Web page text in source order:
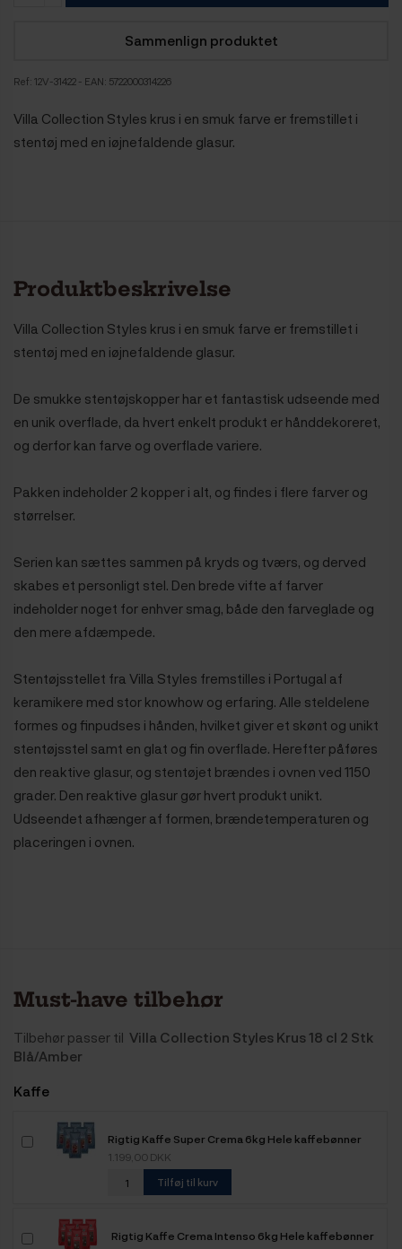
Sammenlign produktet
Ref: 12V-31422 - EAN: 5722000314226
Villa Collection Styles krus i en smuk farve er fremstillet i
stentøj med en iøjnefaldende glasur.
Produktbeskrivelse
Villa Collection Styles krus i en smuk farve er fremstillet i
stentøj med en iøjnefaldende glasur.
De smukke stentøjskopper har et fantastisk udseende med
en unik overflade, da hvert enkelt produkt er hånddekoreret,
og derfor kan farve og overflade variere.
Pakken indeholder 2 kopper i alt, og findes i flere farver og
størrelser.
Serien kan sættes sammen på kryds og tværs, og derved
skabes et personligt stel. Den brede vifte af farver
indeholder noget for enhver smag, både den farveglade og
den mere afdæmpede.
Stentøjsstellet fra Villa Styles fremstilles i Portugal af
keramikere med stor knowhow og erfaring. Alle steldelene
formes og finpudses i hånden, hvilket giver et skønt og unikt
stentøjsstel samt en glat og fin overflade. Herefter påføres
den reaktive glasur, og stentøjet brændes i ovnen ved 1150
grader. Den reaktive glasur gør hvert produkt unikt.
Udseendet afhænger af formen, brændetemperaturen og
placeringen i ovnen.
Must-have tilbehør
Tilbehør passer til Villa Collection Styles Krus 18 cl 2 Stk
Blå/Amber
Kaffe
Rigtig Kaffe Super Crema 6kg Hele kaffebønner
1.199,00 DKK
Tilføj til kurv
Rigtig Kaffe Crema Intenso 6kg Hele kaffebønner